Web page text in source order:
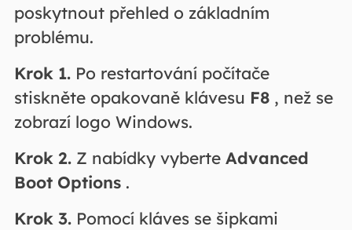
poskytnout přehled o základním
problému.
Krok 1.Po restartování počítače
stiskněte opakovaně klávesu F8, než se
zobrazí logo Windows.
Krok 2.Z nabídky vyberte Advanced
Boot Options.
Krok 3.Pomocí kláves se šipkami